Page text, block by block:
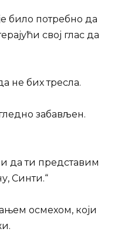
било потребно да
свој глас да
не бих тресла.
забављен.
да ти представим
Синти.“
осмехом, који